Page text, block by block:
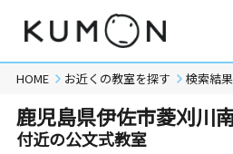
HOME お近くの教室を探す 検索結果
鹿児島県伊佐市菱刈川
付近の公文式教室